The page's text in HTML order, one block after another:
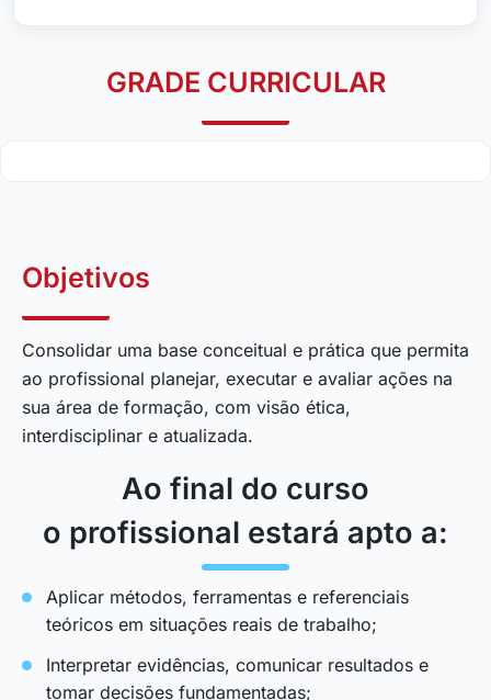
GRADE CURRICULAR
Objetivos
Consolidar uma base conceitual e prática que permita
ao profissional planejar, executar e avaliar ações na
sua área de formação, com visão ética,
interdisciplinar e atualizada.
Ao final do curso
o profissional estará apto a:
Aplicar métodos, ferramentas e referenciais
teóricos em situações reais de trabalho;
Interpretar evidências, comunicar resultados e
tomar decisões fundamentadas;